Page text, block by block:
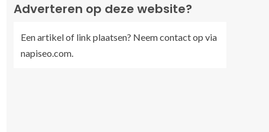
Adverteren op deze website?
Een artikel of link plaatsen? Neem contact op via
napiseo.com.